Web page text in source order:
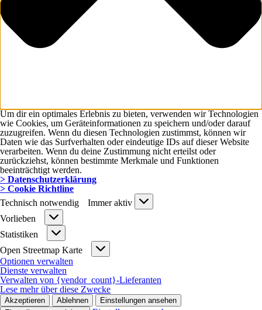
Um dir ein optimales Erlebnis zu bieten, verwenden wir Technologien
wie Cookies, um Geräteinformationen zu speichern und/oder darauf
zuzugreifen. Wenn du diesen Technologien zustimmst, können wir
Daten wie das Surfverhalten oder eindeutige IDs auf dieser Website
verarbeiten. Wenn du deine Zustimmung nicht erteilst oder
zurückziehst, können bestimmte Merkmale und Funktionen
beeinträchtigt werden.
> Datenschutzerklärung
> Cookie Richtline
Technisch notwendig
Technisch
notwendig
Immer aktiv
Vorlieben
Vorlieben
Statistiken
Statistiken
Open Streetmap Karte
Open
Streetmap
Optionen verwalten
Dienste verwalten
Verwalten von {vendor_count}-Lieferanten
Lese mehr über diese Zwecke
Akzeptieren Ablehnen
Einstellungen ansehen